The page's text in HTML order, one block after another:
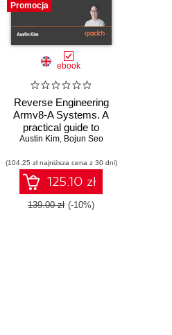
Promocja
ebook
Reverse Engineering
Armv8-A Systems. A
practical guide to
kernel, firmware, and
Austin Kim, Bojun Seo
(104,25 zł najniższa cena z 30 dni)
125.10 zł
139.00 zł (-10%)